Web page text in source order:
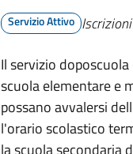
Servizio Attivo
Il servizio
scuola elementare e
possano avvalersi
l'orario scolastico
la scuola secondaria